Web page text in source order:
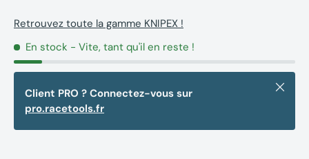
Retrouvez toute la gamme KNIPEX !
En stock - Vite, tant qu'il en reste !
Client PRO ? Connectez-vous sur
pro.racetools.fr
Fermer